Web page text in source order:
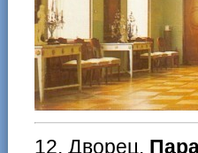
12. Дворец.